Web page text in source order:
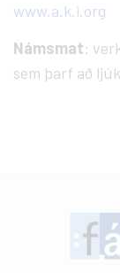
www.a.k.i.org
Námsmat:
sem þarf að